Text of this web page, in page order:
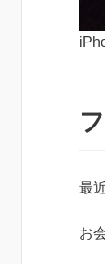
最
お